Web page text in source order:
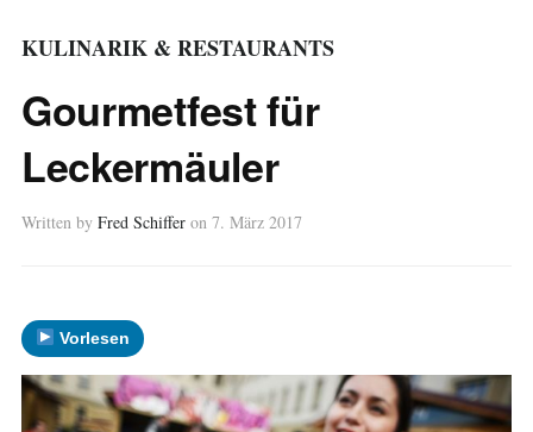
KULINARIK & RESTAURANTS
Gourmetfest für
Leckermäuler
Written by Fred Schiffer on 7. März 2017
Vorlesen